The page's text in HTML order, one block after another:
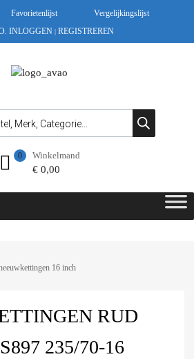
Favorietenlijst
Vergelijkingslijst
INLOGGEN | REGISTREREN
Winkelmand
€0,00
0
16 inch
RUD
235/70-16